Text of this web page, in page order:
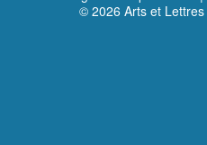
© 2026 Arts et Lettres